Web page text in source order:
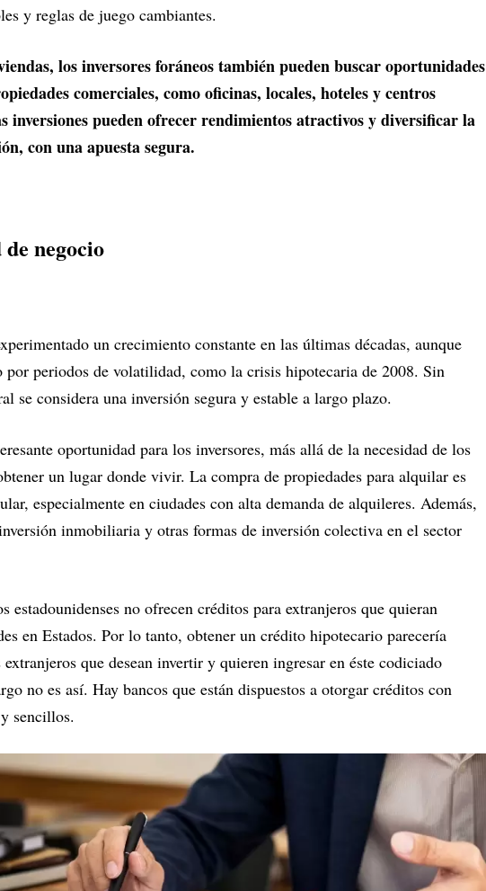
y reglas de juego cambiantes.
los inversores foráneos también pueden buscar oportunidades
comerciales, como oficinas, locales, hoteles y centros
inversiones pueden ofrecer rendimientos atractivos y diversificar la
con una apuesta segura.
negocio
un crecimiento constante en las últimas décadas, aunque
por periodos de volatilidad, como la crisis hipotecaria de 2008. Sin
se considera una inversión segura y estable a largo plazo.
oportunidad para los inversores, más allá de la necesidad de los
un lugar donde vivir. La compra de propiedades para alquilar es
especialmente en ciudades con alta demanda de alquileres. Además,
inmobiliaria y otras formas de inversión colectiva en el sector
estadounidenses no ofrecen créditos para extranjeros que quieran
en Estados. Por lo tanto, obtener un crédito hipotecario parecería
que desean invertir y quieren ingresar en éste codiciado
no es así. Hay bancos que están dispuestos a otorgar créditos con
sencillos.